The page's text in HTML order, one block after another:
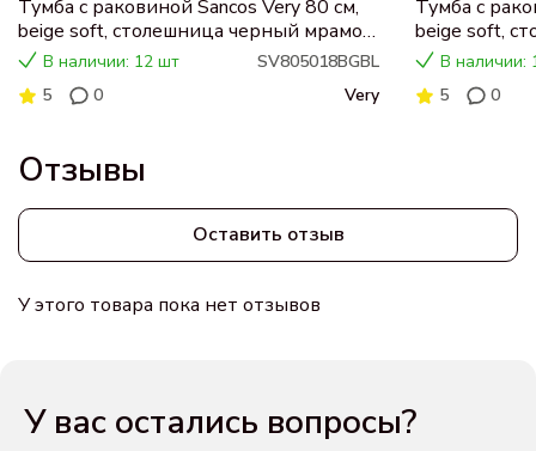
Тумба с раковиной Sancos Very 80 см,
beige soft, столешница черный мрамор,
раковина CN5018
В наличии: 12 шт
SV805018BGBL
5
0 Very
Тумба с
beige soft,
раковина
В наличии:
5
0
Отзывы
Оставить отзыв
У этого товара пока нет отзывов
У вас остались вопросы?